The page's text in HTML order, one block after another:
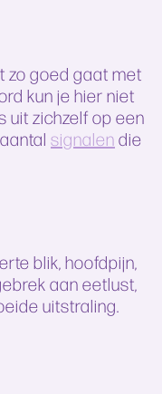
zo goed gaat met
kun je hier niet
uit zichzelf op een
signalen die
blik, hoofdpijn,
aan eetlust,
uitstraling.